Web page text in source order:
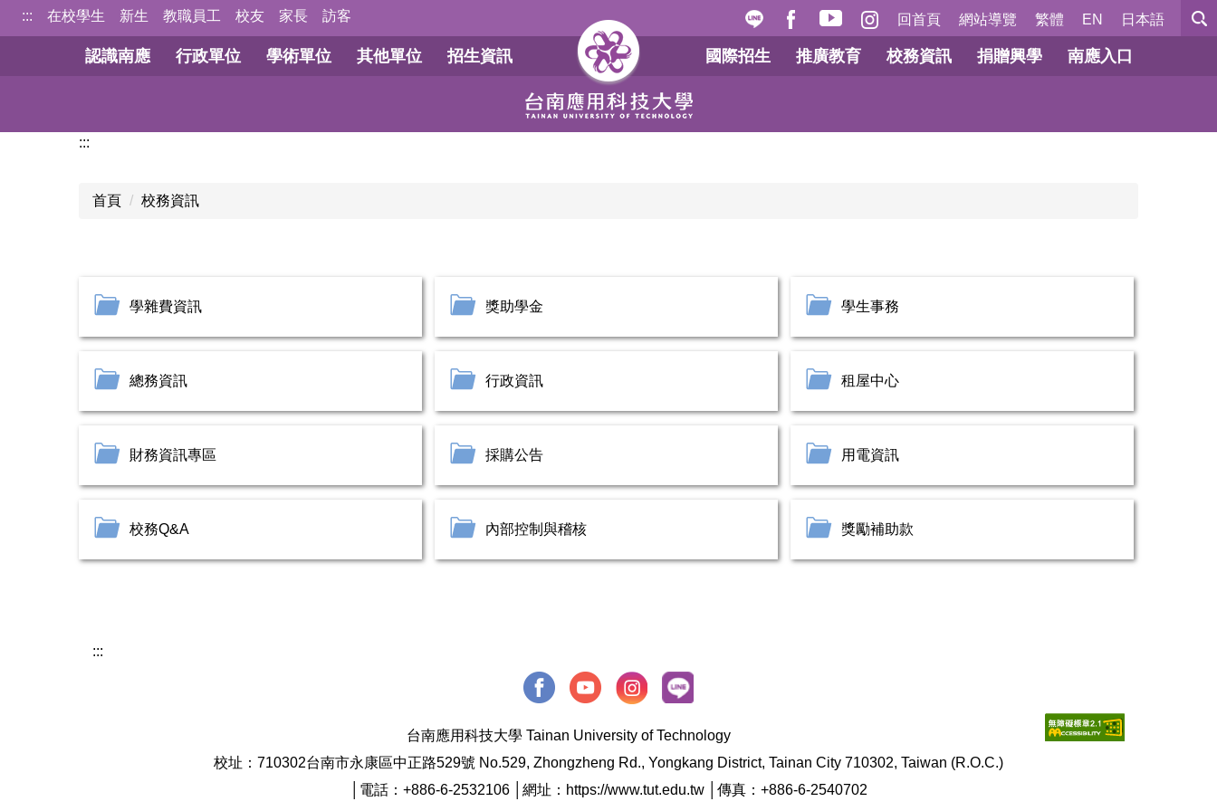
到
回首頁 網站導覽 繁體 EN 日本語
認識南應 行政單位 學術單位 其他單位 招生資訊 國際招生 推廣教育 校務資訊 捐贈興學 南應入口
::: 在校學生 新生 教職員工 校友 家長 訪客
:::
首頁 校務資訊
學雜費資訊 獎助學金 學生事務
總務資訊 行政資訊 租屋中心
財務資訊專區 採購公告 用電資訊
校務Q&A 內部控制與稽核 獎勵補助款
:::
台南應用科技大學 Tainan University of Technology
校址：710302台南市永康區中正路529號 No.529, Zhongzheng Rd., Yongkang District, Tainan City 710302, Taiwan (R.O.C.)
│電話：+886-6-2532106 │網址：https://www.tut.edu.tw │傳真：+886-6-2540702